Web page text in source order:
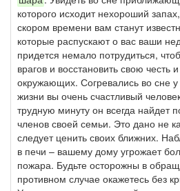
которого исходит нехороший
скором времени вам станут
которые распускают о вас ваши
придется немало потрудиться,
врагов и восстановить свою честь
окружающих. Согревались во сне
жизни вы очень счастливый
трудную минуту он всегда найдет
членов своей семьи. Это дано не
следует ценить своих ближних.
в печи – вашему дому угрожает
пожара. Будьте осторожны в
противном случае окажетесь без